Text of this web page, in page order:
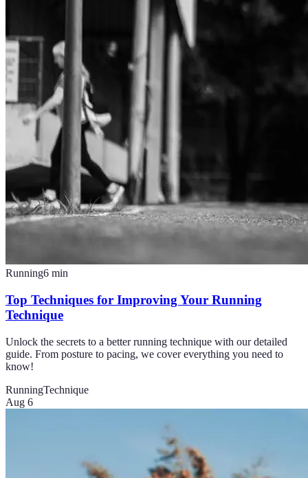
Running6 min
Top Techniques for Improving Your Running
Technique
Unlock the secrets to a better running technique with our detailed
guide. From posture to pacing, we cover everything you need to
know!
RunningTechnique
Aug 6